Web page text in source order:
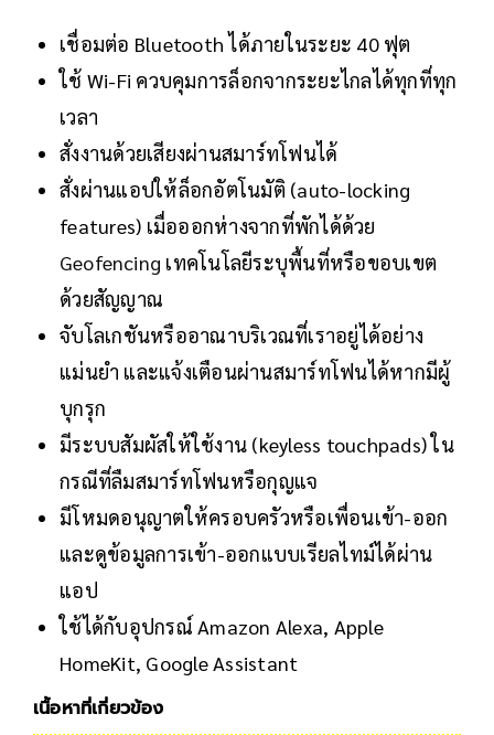
เชื่อมต่อ Bluetooth ได้ภายในระยะ 40 ฟุต
ใช้ Wi-Fi ควบคุมการล็อกจากระยะไกลได้ทุกที่ทุก
เวลา
สั่งงานด้วยเสียงผ่านสมาร์ทโฟนได้
สั่งผ่านแอปให้ล็อกอัตโนมัติ (auto-locking
features) เมื่อออกห่างจากที่พักได้ด้วย
Geofencing เทคโนโลยีระบุพื้นที่หรือขอบเขต
ด้วยสัญญาณ
จับโลเกชันหรืออาณาบริเวณที่เราอยู่ได้อย่าง
แม่นยำ และแจ้งเตือนผ่านสมาร์ทโฟนได้หากมีผู้
บุกรุก
มีระบบสัมผัสให้ใช้งาน (keyless touchpads) ใน
กรณีที่ลืมสมาร์ทโฟนหรือกุญแจ
มีโหมดอนุญาตให้ครอบครัวหรือเพื่อนเข้า-ออก
และดูข้อมูลการเข้า-ออกแบบเรียลไทม์ได้ผ่าน
แอป
ใช้ได้กับอุปกรณ์ Amazon Alexa, Apple
HomeKit, Google Assistant
เนื้อหาที่เกี่ยวข้อง